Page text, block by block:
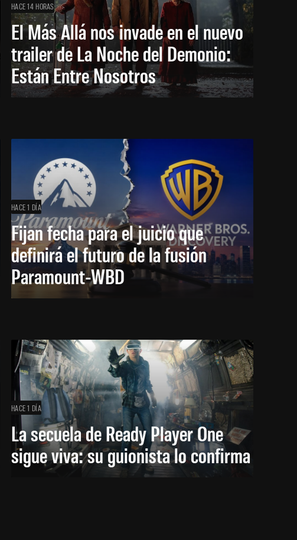
HACE 14 HORAS
El Más Allá nos invade en el nuevo
trailer de La Noche del Demonio:
Están Entre Nosotros
HACE 1 DÍA
Fijan fecha para el juicio que
definirá el futuro de la fusión
Paramount-WBD
HACE 1 DÍA
La secuela de Ready Player One
sigue viva: su guionista lo confirma